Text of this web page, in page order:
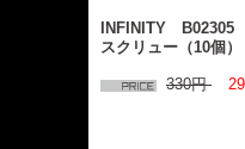
INFINITY B02305
スクリュー（10個）
330円